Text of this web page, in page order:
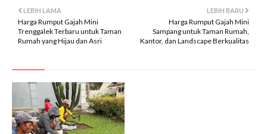
LEBIH BARU
Harga Rumput Gajah Mini
Sampang untuk Taman Rumah,
Kantor, dan Landscape Berkualitas
LEBIH LAMA
Harga Rumput Gajah Mini
Trenggalek Terbaru untuk Taman
Rumah yang Hijau dan Asri